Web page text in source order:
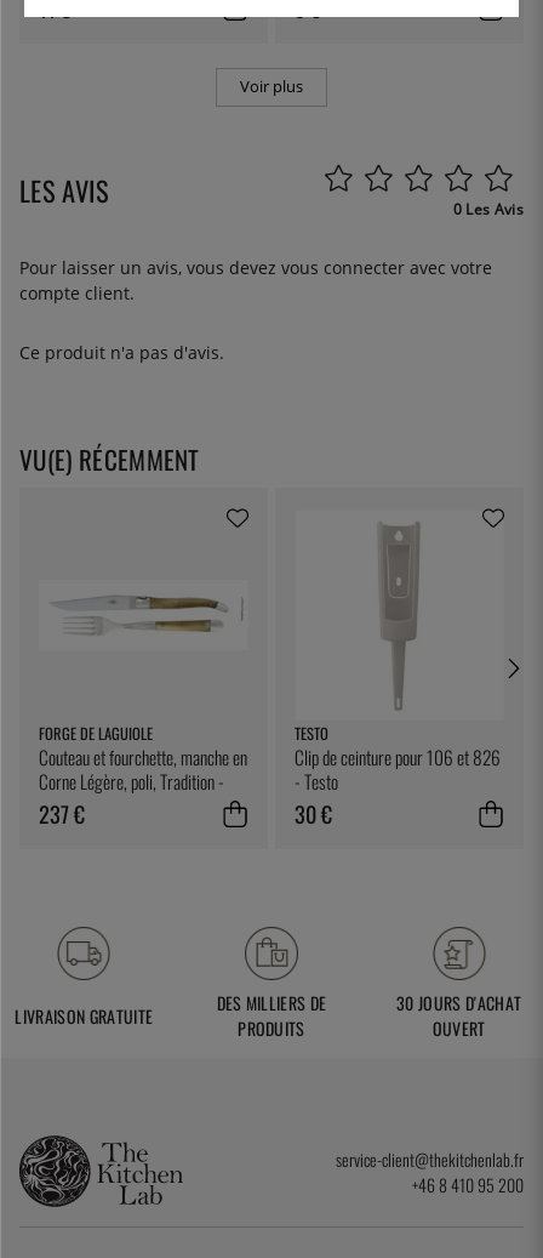
Voir plus
LES AVIS 0 Les Avis
Pour laisser un avis, vous devez vous connecter avec votre
compte client.
Ce produit n'a pas d'avis.
VU(E) RÉCEMMENT
FORGE DE LAGUIOLE
Couteau et fourchette, manche en
Corne Légère, poli, Tradition -
Forge de Laguiole
237 €
TESTO
Clip de ceinture pour 106 et 826
- Testo
30 €
LIVRAISON GRATUITE
DES MILLIERS DE
PRODUITS
30 JOURS D'ACHAT
OUVERT
service-client@thekitchenlab.fr
+46 8 410 95 200